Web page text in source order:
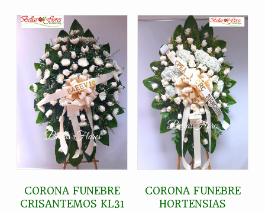
CORONA FUNEBRE
CRISANTEMOS KL31
CORONA FUNEBRE
HORTENSIAS